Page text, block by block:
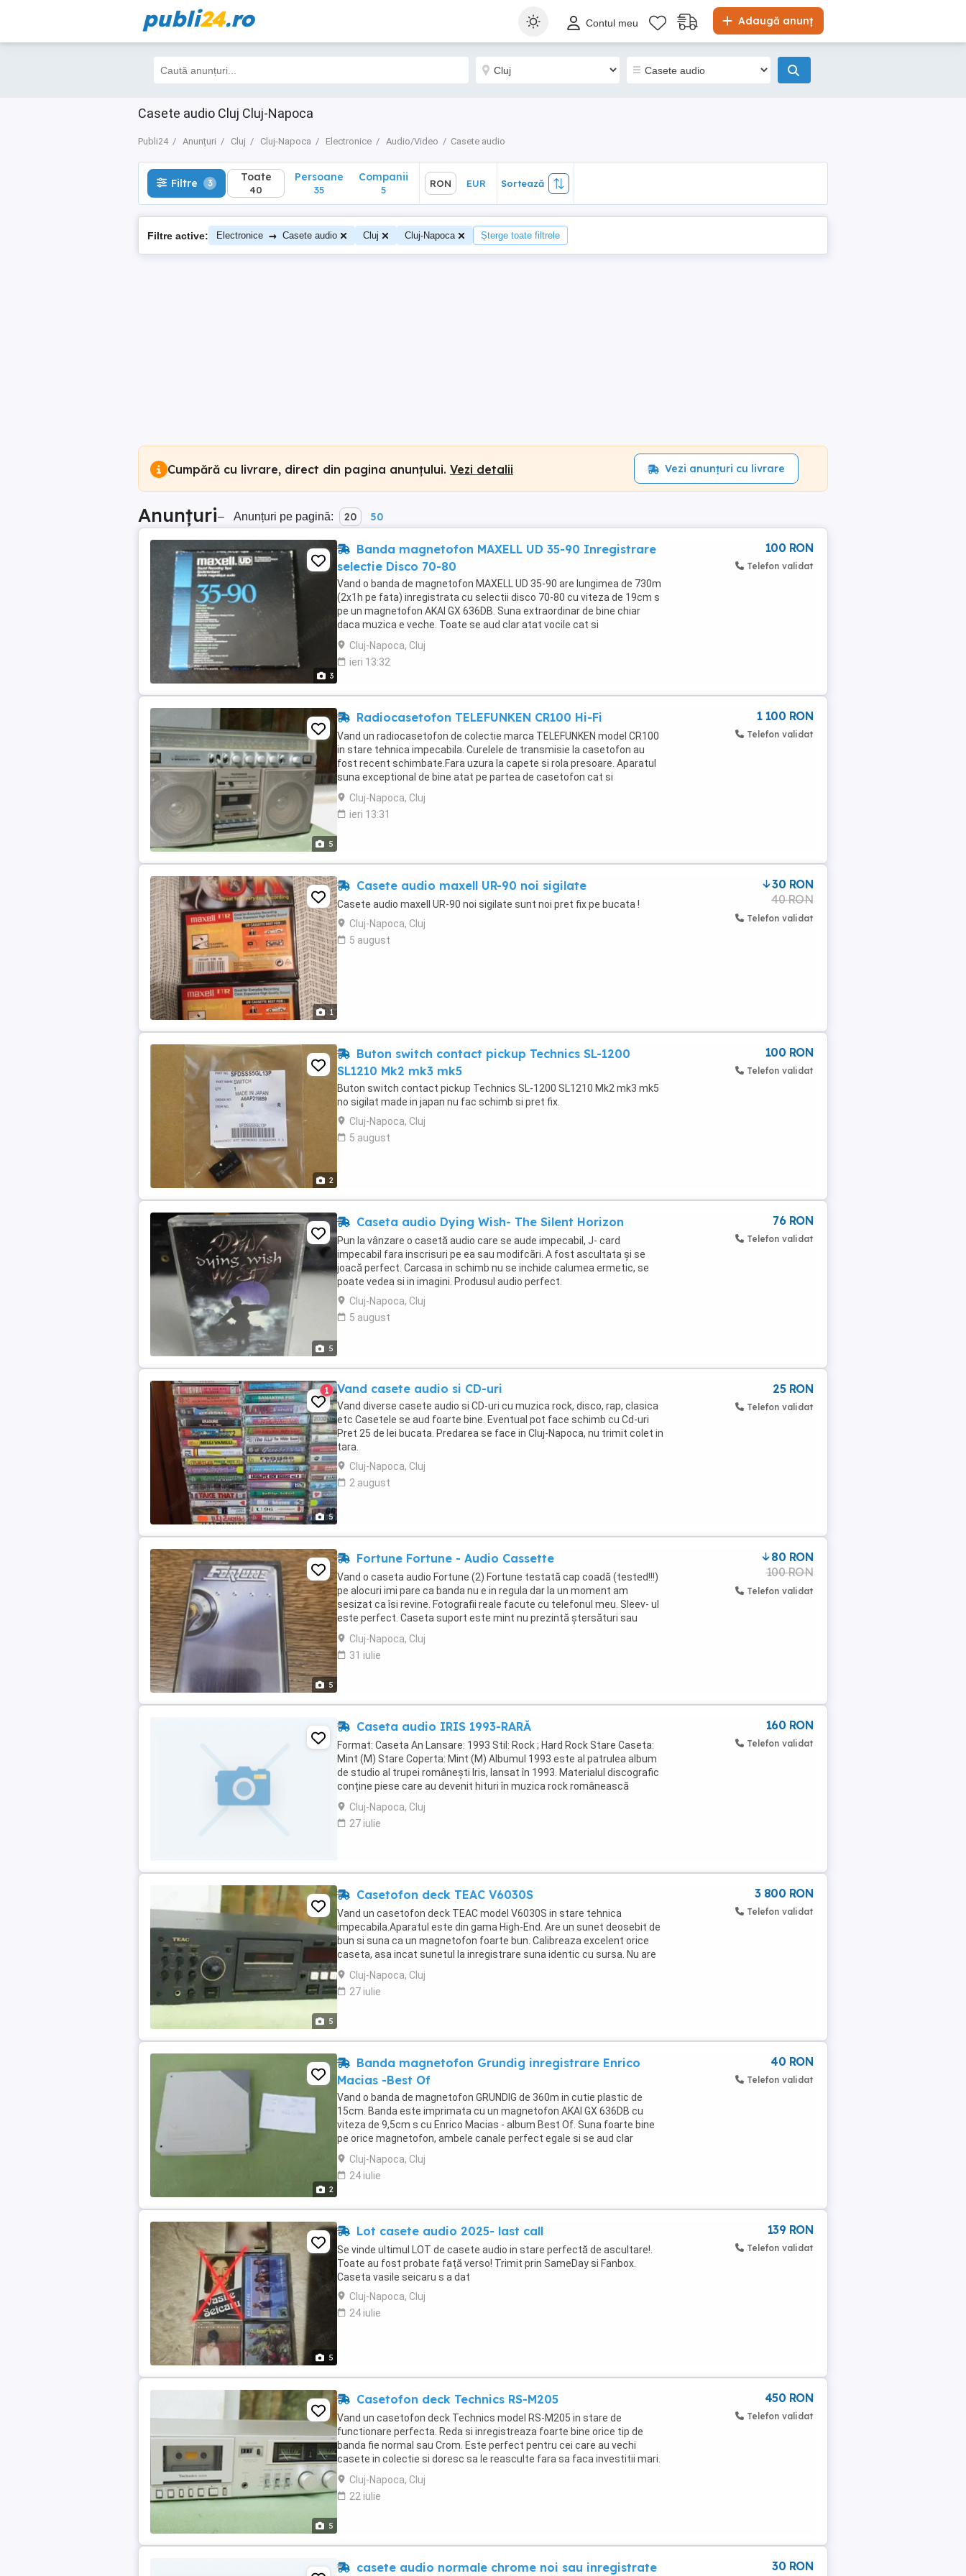
publi24.ro Adaugă anunț
Contul meu
Casete audio Cluj Cluj-Napoca
Publi24 Anunțuri Cluj Cluj-Napoca Electronice Audio/Video Casete audio
Filtre 3 Toate
40
Sortează
Filtre 3 Toate
40
Persoane
35
Companii
5
RON EUR Sortează
Filtre active: Electronice → Casete audio Cluj Cluj-Napoca Șterge toate filtrele
Cumpără cu livrare, direct din pagina anunțului. Vezi detalii Vezi anunțuri cu livrare
Anunțuri– Anunțuri pe pagină: 20 50
3
Banda magnetofon MAXELL UD 35-90 Inregistrare
selectie Disco 70-80
Vand o banda de magnetofon MAXELL UD 35-90 are lungimea de 730m
(2x1h pe fata) inregistrata cu selectii disco 70-80 cu viteza de 19cm s
pe un magnetofon AKAI GX 636DB. Suna extraordinar de bine chiar
daca muzica e veche. Toate se aud clar atat vocile cat si
instrumentele. Lista va veni scrisa de mana Banda ...
Cluj-Napoca, Cluj
ieri 13:32
100 RON
Telefon validat
5
Radiocasetofon TELEFUNKEN CR100 Hi-Fi
Vand un radiocasetofon de colectie marca TELEFUNKEN model CR100
in stare tehnica impecabila. Curelele de transmisie la casetofon au
fost recent schimbate.Fara uzura la capete si rola presoare. Aparatul
suna exceptional de bine atat pe partea de casetofon cat si
radio.Recepetia radio este stabila, clara ...
Cluj-Napoca, Cluj
ieri 13:31
1 100 RON
Telefon validat
1
Casete audio maxell UR-90 noi sigilate
Casete audio maxell UR-90 noi sigilate sunt noi pret fix pe bucata !
Cluj-Napoca, Cluj
5 august
30 RON
40 RON
Telefon validat
2
Buton switch contact pickup Technics SL-1200
SL1210 Mk2 mk3 mk5
Buton switch contact pickup Technics SL-1200 SL1210 Mk2 mk3 mk5
no sigilat made in japan nu fac schimb si pret fix.
Cluj-Napoca, Cluj
5 august
100 RON
Telefon validat
5
Caseta audio Dying Wish- The Silent Horizon
Pun la vânzare o casetă audio care se aude impecabil, J- card
impecabil fara inscrisuri pe ea sau modifcări. A fost ascultata și se
joacă perfect. Carcasa in schimb nu se inchide calumea ermetic, se
poate vedea si in imagini. Produsul audio perfect.
Cluj-Napoca, Cluj
5 august
76 RON
Telefon validat
5
1 Vand casete audio si CD-uri
Vand diverse casete audio si CD-uri cu muzica rock, disco, rap, clasica
etc Casetele se aud foarte bine. Eventual pot face schimb cu Cd-uri
Pret 25 de lei bucata. Predarea se face in Cluj-Napoca, nu trimit colet in
tara.
Cluj-Napoca, Cluj
2 august
25 RON
Telefon validat
5
Fortune Fortune - Audio Cassette
Vand o caseta audio Fortune (2) Fortune testată cap coadă (tested!!!)
pe alocuri imi pare ca banda nu e in regula dar la un moment am
sesizat ca îsi revine. Fotografii reale facute cu telefonul meu. Sleev- ul
este perfect. Caseta suport este mint nu prezintă ștersături sau
inscrisuri ulterioare. ...
Cluj-Napoca, Cluj
31 iulie
80 RON
100 RON
Telefon validat
Caseta audio IRIS 1993-RARĂ
Format: Caseta An Lansare: 1993 Stil: Rock ; Hard Rock Stare Caseta:
Mint (M) Stare Coperta: Mint (M) Albumul 1993 este al patrulea album
de studio al trupei românești Iris, lansat în 1993. Materialul discografic
conține piese care au devenit hituri în muzica rock românească
precum Harley-Davidson, ...
Cluj-Napoca, Cluj
27 iulie
160 RON
Telefon validat
5
Casetofon deck TEAC V6030S
Vand un casetofon deck TEAC model V6030S in stare tehnica
impecabila.Aparatul este din gama High-End. Are un sunet deosebit de
bun si suna ca un magnetofon foarte bun. Calibreaza excelent orice
caseta, asa incat sunetul la inregistrare suna identic cu sursa. Nu are
uzura la capete, role presoare.Are ...
Cluj-Napoca, Cluj
27 iulie
3 800 RON
Telefon validat
2
Banda magnetofon Grundig inregistrare Enrico
Macias -Best Of
Vand o banda de magnetofon GRUNDIG de 360m in cutie plastic de
15cm. Banda este imprimata cu un magnetofon AKAI GX 636DB cu
viteza de 9,5cm s cu Enrico Macias - album Best Of. Suna foarte bine
pe orice magnetofon, ambele canale perfect egale si se aud clar
instrumentele cat si vocea.
Cluj-Napoca, Cluj
24 iulie
40 RON
Telefon validat
5
Lot casete audio 2025- last call
Se vinde ultimul LOT de casete audio in stare perfectă de ascultare!.
Toate au fost probate față verso! Trimit prin SameDay si Fanbox.
Caseta vasile seicaru s a dat
Cluj-Napoca, Cluj
24 iulie
139 RON
Telefon validat
5
Casetofon deck Technics RS-M205
Vand un casetofon deck Technics model RS-M205 in stare de
functionare perfecta. Reda si inregistreaza foarte bine orice tip de
banda fie normal sau Crom. Este perfect pentru cei care au vechi
casete in colectie si doresc sa le reasculte fara sa faca investitii mari.
Specifications Type: 2-head, single ...
Cluj-Napoca, Cluj
22 iulie
450 RON
Telefon validat
casete audio normale chrome noi sau inregistrate 30 RON